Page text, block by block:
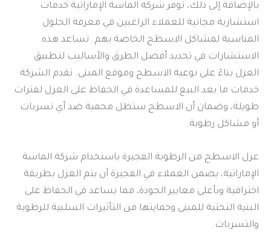
بالإضافة إلى ذلك، توفر شركة الماسة الإماراتية خدمات
استشارية مجانية للعملاء الراغبين في معرفة الحلول
المناسبة لمشاكل الاسطح الخاصة بهم. تساعد هذه
الاستشارات في تحديد أفضل الطرق والأساليب لتطبيق
العزل بناءً على نوعية الاسطح وموقع المبنى. تقدم الشركة
خدمات ما بعد البيع للمساعدة في الحفاظ على العزل لفترات
طويلة، وضمان أن الاسطح ستظل محمية ضد أي تسربات
أو مشاكل رطوبة.
عزل الاسطح من الرطوبة الفجيرة باستخدام شركة الماسة
الإماراتية، يضمن العملاء في الفجيرة أن يتم العزل بطريقة
احترافية وبأعلى معايير الجودة، مما يساعد في الحفاظ على
البنية التحتية للمبنى وحمايتها من التأثيرات السلبية للرطوبة
والتسربات.